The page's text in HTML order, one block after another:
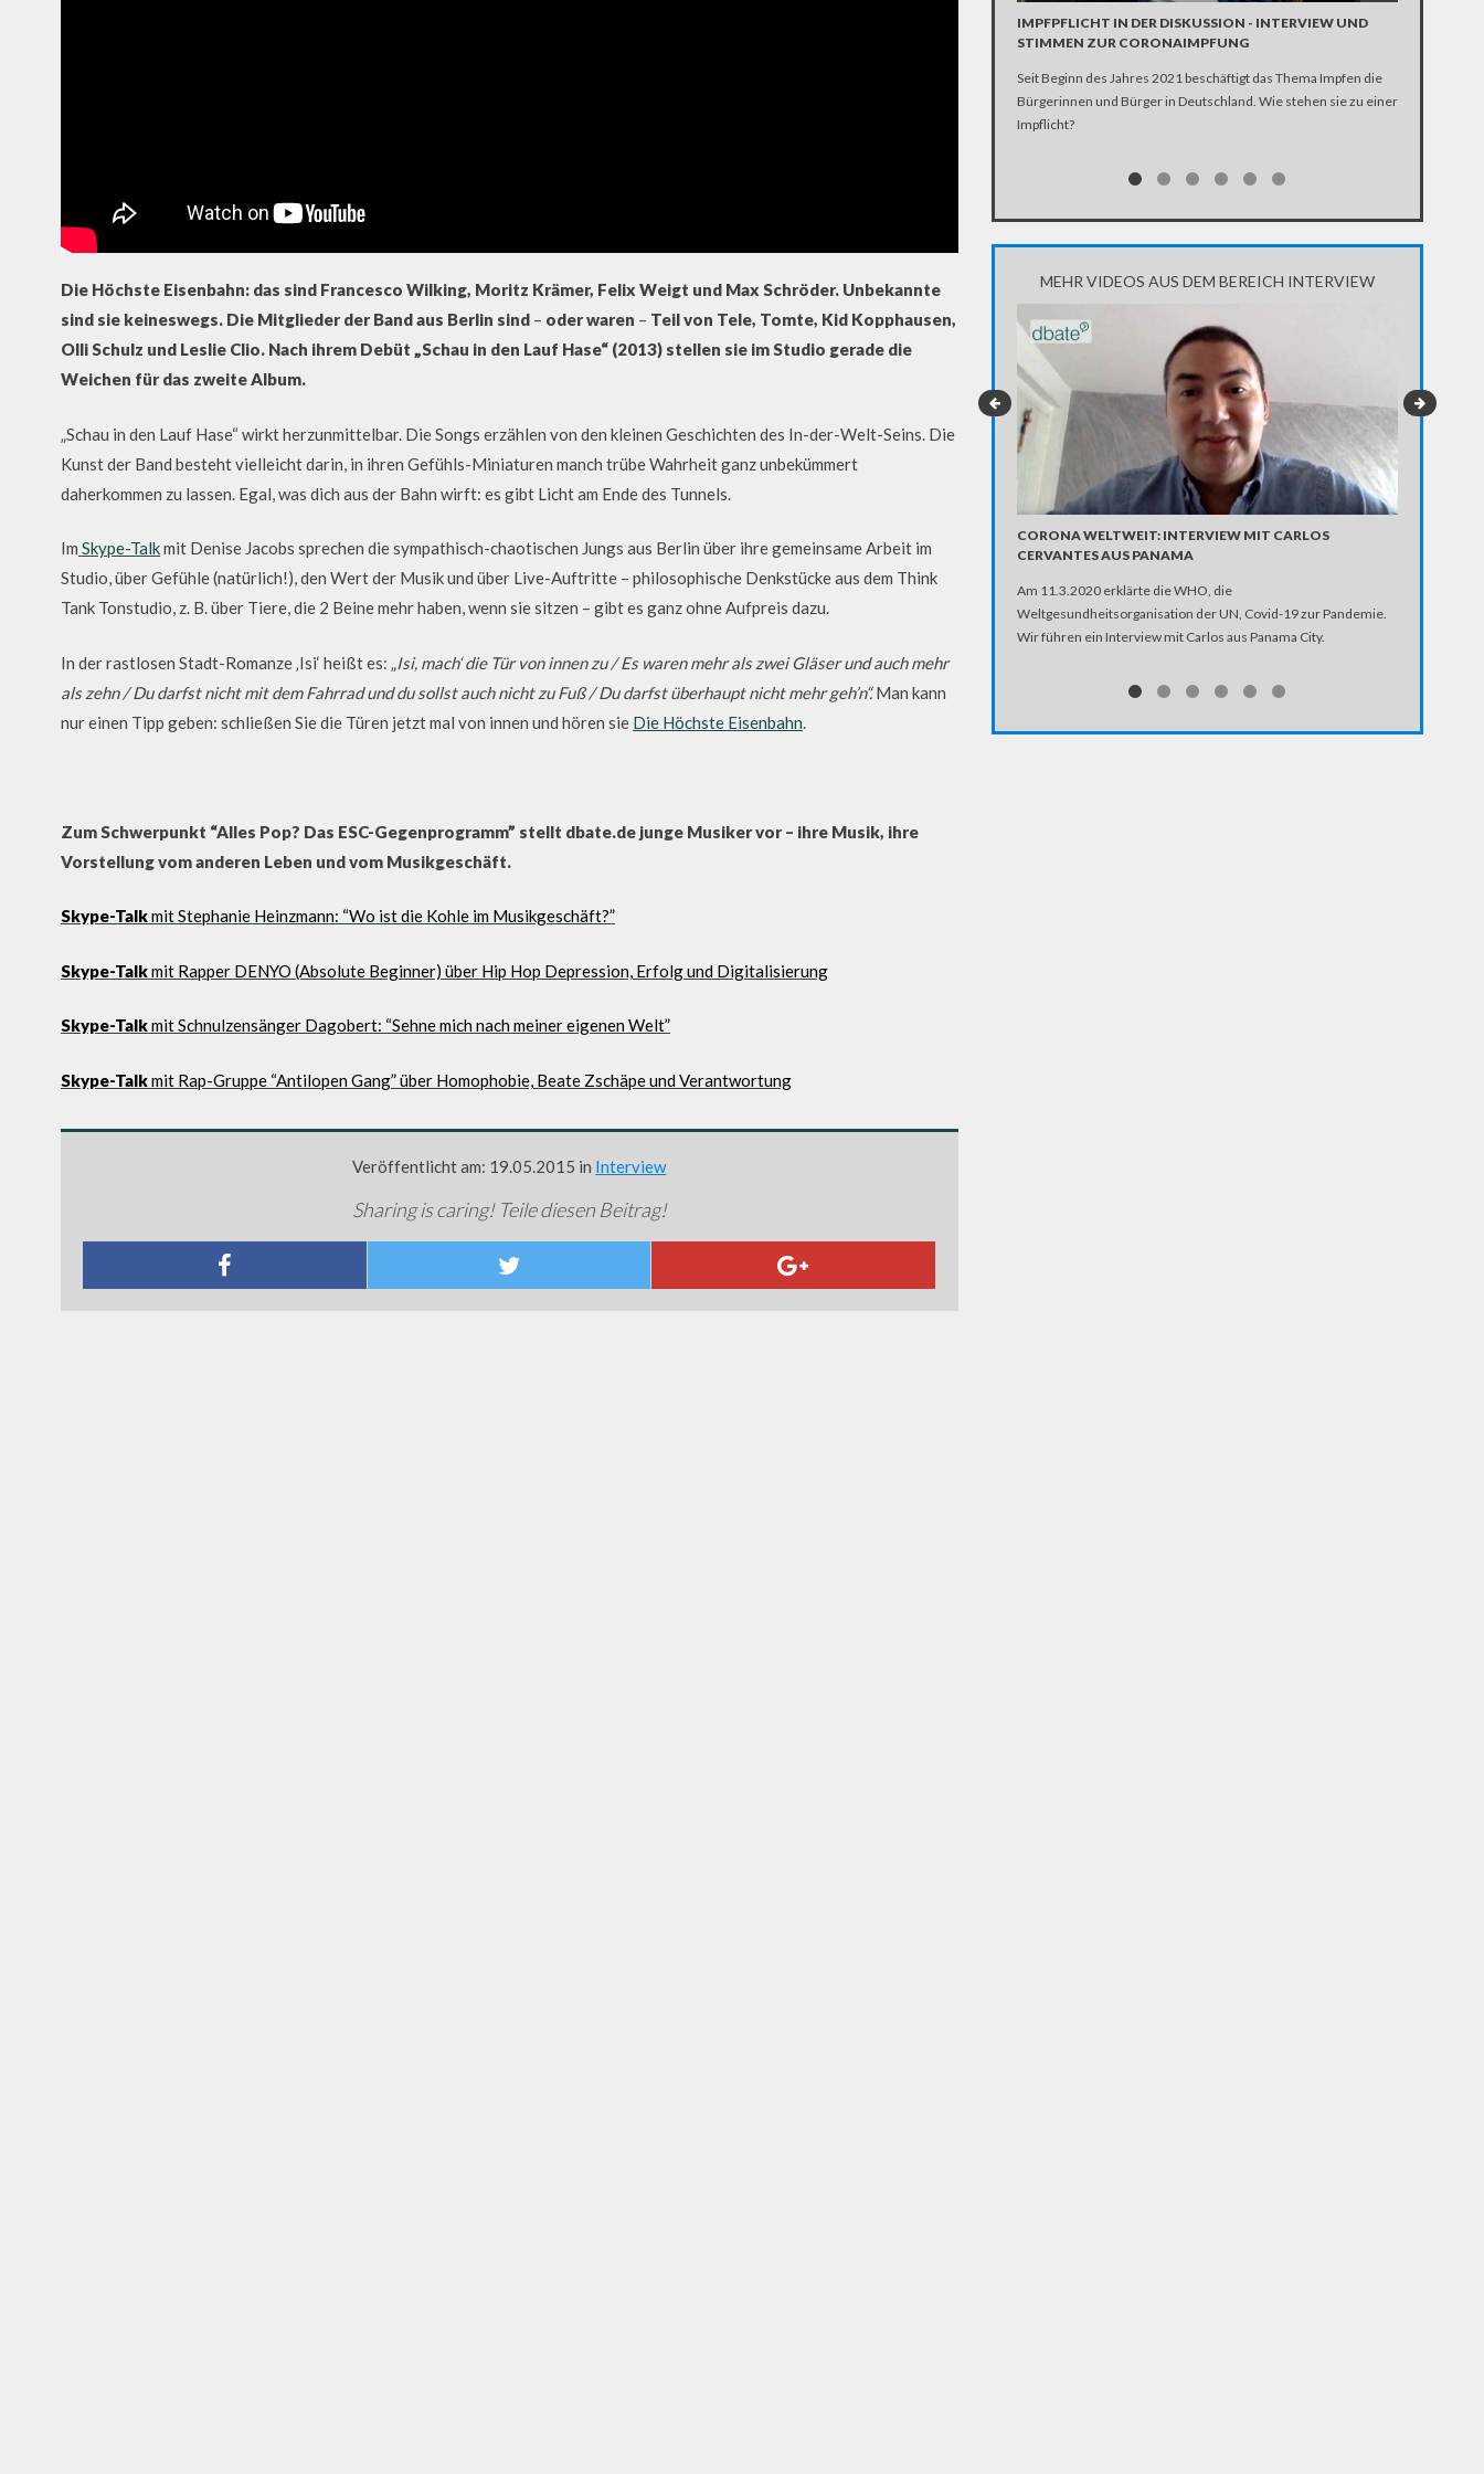
Die Höchste Eisenbahn: das sind Francesco Wilking, Moritz Krämer, Felix Weigt und Max Schröder. Unbekannte
sind sie keineswegs. Die Mitglieder der Band aus Berlin sind – oder waren – Teil von Tele, Tomte, Kid Kopphausen,
Olli Schulz und Leslie Clio. Nach ihrem Debüt „Schau in den Lauf Hase“ (2013) stellen sie im Studio gerade die
Weichen für das zweite Album.
„Schau in den Lauf Hase“ wirkt herzunmittelbar. Die Songs erzählen von den kleinen Geschichten des In-der-Welt-Seins. Die
Kunst der Band besteht vielleicht darin, in ihren Gefühls-Miniaturen manch trübe Wahrheit ganz unbekümmert
daherkommen zu lassen. Egal, was dich aus der Bahn wirft: es gibt Licht am Ende des Tunnels.
Im Skype-Talkmit Denise Jacobs sprechen die sympathisch-chaotischen Jungs aus Berlin über ihre gemeinsame Arbeit im
Studio, über Gefühle (natürlich!), den Wert der Musik und über Live-Auftritte – philosophische Denkstücke aus dem Think
Tank Tonstudio, z. B. über Tiere, die 2 Beine mehr haben, wenn sie sitzen – gibt es ganz ohne Aufpreis dazu.
In der rastlosen Stadt-Romanze ‚Isi‘ heißt es: „Isi, mach‘ die Tür von innen zu / Es waren mehr als zwei Gläser und auch mehr
als zehn / Du darfst nicht mit dem Fahrrad und du sollst auch nicht zu Fuß / Du darfst überhaupt nicht mehr geh’n“.Man kann
nur einen Tipp geben: schließen Sie die Türen jetzt mal von innen und hören sie Die Höchste Eisenbahn.
Zum Schwerpunkt “Alles Pop? Das ESC-Gegenprogramm” stellt dbate.de junge Musiker vor – ihre Musik, ihre
Vorstellung vom anderen Leben und vom Musikgeschäft.
Skype-Talkmit Stephanie Heinzmann: “Wo ist die Kohle im Musikgeschäft?”
Skype-Talkmit Rapper DENYO (Absolute Beginner) über Hip Hop Depression, Erfolg und Digitalisierung
Skype-Talkmit Schnulzensänger Dagobert: “Sehne mich nach meiner eigenen Welt”
Skype-Talkmit Rap-Gruppe “Antilopen Gang” über Homophobie, Beate Zschäpe und Verantwortung
Veröffentlicht am: 19.05.2015 in Interview
Sharing is caring! Teile diesen Beitrag!
IMPFPFLICHT IN DER DISKUSSION - INTERVIEW UND
STIMMEN ZUR CORONAIMPFUNG
Seit Beginn des Jahres 2021 beschäftigt das Thema Impfen die
Bürgerinnen und Bürger in Deutschland. Wie stehen sie zu einer
Impflicht?
MEHR VIDEOS AUS DEM BEREICH INTERVIEW
CORONA WELTWEIT: INTERVIEW MIT CARLOS
CERVANTES AUS PANAMA
Am 11.3.2020 erklärte die WHO, die
Weltgesundheitsorganisation der UN, Covid-19 zur Pandemie.
Wir führen ein Interview mit Carlos aus Panama City.